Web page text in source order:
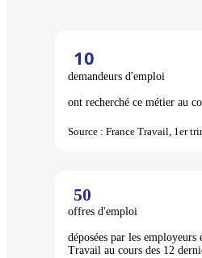
10
demandeurs d'emploi
ont recherché ce métier au
Source : France Travail, 1er
50
offres d'emploi
déposées par les employeurs
Travail au cours des 12